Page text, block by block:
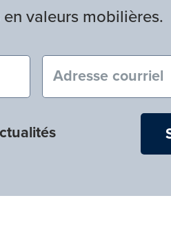
valeurs mobilières.
Courriel